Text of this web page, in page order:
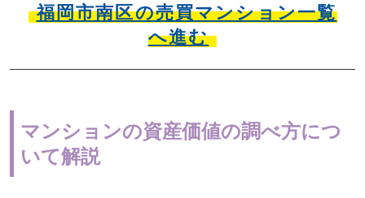
福岡市南区の売買マンション一覧
へ進む
マンションの資産価値の調べ方につ
いて解説